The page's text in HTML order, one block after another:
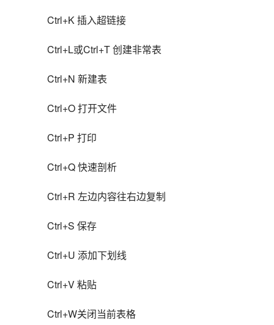
Ctrl+K 插入超链接
Ctrl+L或Ctrl+T 创建非常表
Ctrl+N 新建表
Ctrl+O 打开文件
Ctrl+P 打印
Ctrl+Q 快速剖析
Ctrl+R 左边内容往右边复制
Ctrl+S 保存
Ctrl+U 添加下划线
Ctrl+V 粘贴
Ctrl+W关闭当前表格